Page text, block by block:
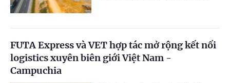
FUTA Express và VET hợp tác mở rộng kết nối
logistics xuyên biên giới Việt Nam -
Campuchia